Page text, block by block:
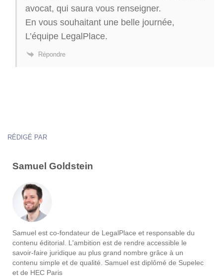
avocat, qui saura vous renseigner.
En vous souhaitant une belle journée,
L’équipe LegalPlace.
Répondre
RÉDIGÉ PAR
Samuel Goldstein
Samuel est co-fondateur de LegalPlace et responsable du
contenu éditorial. L'ambition est de rendre accessible le
savoir-faire juridique au plus grand nombre grâce à un
contenu simple et de qualité. Samuel est diplômé de Supelec
et de HEC Paris